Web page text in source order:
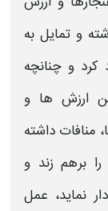
و تمایل به
کرد و چنانچه
ارزش ها و
منافات داشته
برهم زند و
نماید، عمل